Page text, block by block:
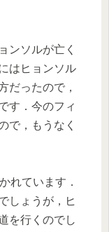
ンソルが亡く
はヒョンソル
だったので，
す．今のフィ
で，もうなく
れています．
しょうが，ヒ
を行くのでし